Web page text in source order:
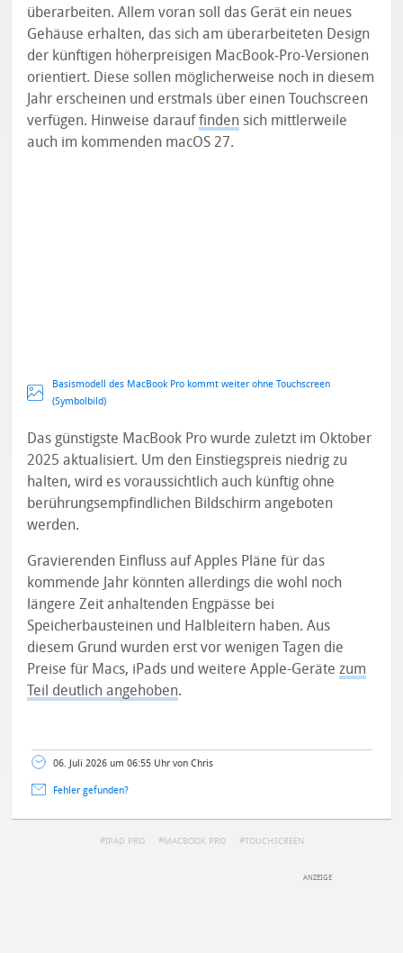
überarbeiten. Allem voran soll das Gerät ein neues
Gehäuse erhalten, das sich am überarbeiteten Design
der künftigen höherpreisigen MacBook-Pro-Versionen
orientiert. Diese sollen möglicherweise noch in diesem
Jahr erscheinen und erstmals über einen Touchscreen
verfügen. Hinweise darauffinden sich mittlerweile
auch im kommenden macOS 27.
Basismodell des MacBook Pro kommt weiter ohne Touchscreen
(Symbolbild)
Das günstigste MacBook Pro wurde zuletzt im Oktober
2025 aktualisiert. Um den Einstiegspreis niedrig zu
halten, wird es voraussichtlich auch künftig ohne
berührungsempfindlichen Bildschirm angeboten
werden.
Gravierenden Einfluss auf Apples Pläne für das
kommende Jahr könnten allerdings die wohl noch
längere Zeit anhaltenden Engpässe bei
Speicherbausteinen und Halbleitern haben. Aus
diesem Grund wurden erst vor wenigen Tagen die
Preise für Macs, iPads und weitere Apple-Gerätezum
Teil deutlich angehoben.
06. Juli 2026 um 06:55 Uhr von Chris
Fehler gefunden?
IPAD PRO MACBOOK PRO TOUCHSCREEN